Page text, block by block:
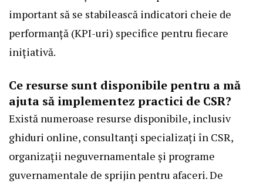
important să se stabilească indicatori cheie de
performanță (KPI-uri) specifice pentru fiecare
inițiativă.
Ce resurse sunt disponibile pentru a mă
ajuta să implementez practici de CSR?
Există numeroase resurse disponibile, inclusiv
ghiduri online, consultanți specializați în CSR,
organizații neguvernamentale și programe
guvernamentale de sprijin pentru afaceri. De